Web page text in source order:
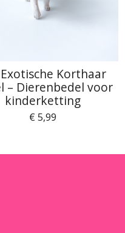
Korthaar
– Dierenbedel voor
kinderketting
€ 5,99